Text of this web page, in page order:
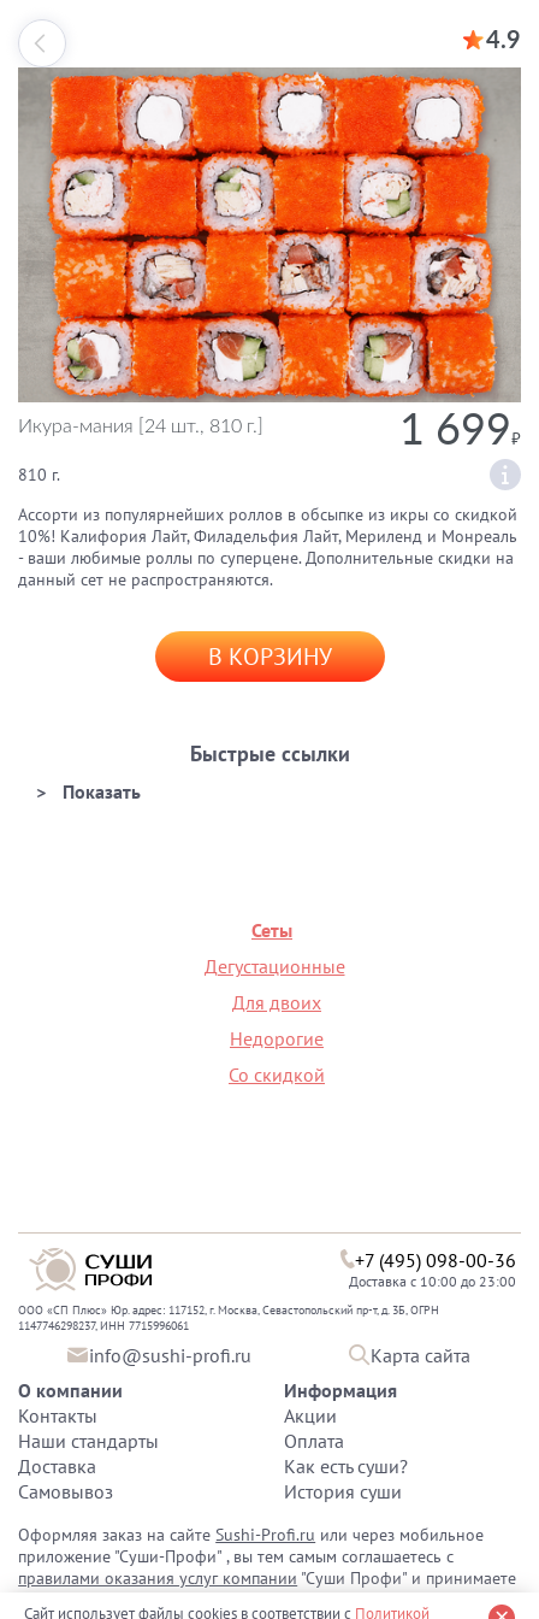
4.9
Икура-мания [24 шт., 810 г.] 1 699
810 г.
Ассорти из популярнейших роллов в обсыпке из икры со скидкой
10%! Калифория Лайт, Филадельфия Лайт, Мериленд и Монреаль
- ваши любимые роллы по суперцене. Дополнительные скидки на
данный сет не распространяются.
В КОРЗИНУ
Быстрые ссылки
Сеты
Дегустационные
Для двоих
Недорогие
Со скидкой
+7 (495) 098-00-36
Доставка с 10:00 до 23:00
ООО «СП Плюс» Юр. адрес: 117152, г. Москва, Севастопольский пр-т, д. 3Б, ОГРН
1147746298237, ИНН 7715996061
info@sushi-profi.ru
Карта сайта
О компании
Контакты
Наши стандарты
Доставка
Самовывоз
Информация
Акции
Оплата
Как есть суши?
История суши
Оформляя заказ на сайтеSushi-Profi.ru или через мобильное
приложение "Суши-Профи" , вы тем самым соглашаетесь с
правилами оказания услуг компании "Суши Профи" и принимаете
Сайт использует файлы cookies в соответствии с Политикой